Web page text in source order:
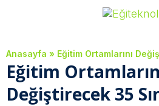
Anasayfa » Eğitim Ortamlarını
Eğitim
Değiştirecek 35